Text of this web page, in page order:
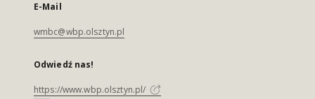
E-Mail
wmbc@wbp.olsztyn.pl
Odwiedź nas!
https://www.wbp.olsztyn.pl/